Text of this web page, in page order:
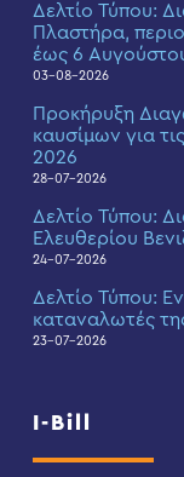
Δελτίο Τύπου:
Πλαστήρα,
έως 6
03-08-2026
Προκήρυξη
καυσίμων για
2026
28-07-2026
Δελτίο Τύπου:
Ελευθερίου
24-07-2026
Δελτίο Τύπου:
καταναλωτές
23-07-2026
I-Bill